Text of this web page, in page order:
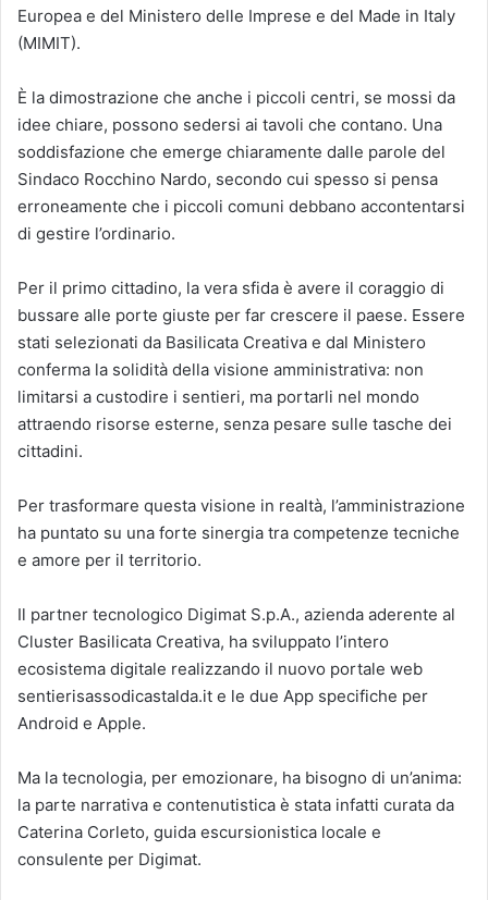
Europea e del Ministero delle Imprese e del Made in Italy
(MIMIT).
È la dimostrazione che anche i piccoli centri, se mossi da
idee chiare, possono sedersi ai tavoli che contano. Una
soddisfazione che emerge chiaramente dalle parole del
Sindaco Rocchino Nardo, secondo cui spesso si pensa
erroneamente che i piccoli comuni debbano accontentarsi
di gestire l’ordinario.
Per il primo cittadino, la vera sfida è avere il coraggio di
bussare alle porte giuste per far crescere il paese. Essere
stati selezionati da Basilicata Creativa e dal Ministero
conferma la solidità della visione amministrativa: non
limitarsi a custodire i sentieri, ma portarli nel mondo
attraendo risorse esterne, senza pesare sulle tasche dei
cittadini.
Per trasformare questa visione in realtà, l’amministrazione
ha puntato su una forte sinergia tra competenze tecniche
e amore per il territorio.
Il partner tecnologico Digimat S.p.A., azienda aderente al
Cluster Basilicata Creativa, ha sviluppato l’intero
ecosistema digitale realizzando il nuovo portale web
sentierisassodicastalda.it e le due App specifiche per
Android e Apple.
Ma la tecnologia, per emozionare, ha bisogno di un’anima:
la parte narrativa e contenutistica è stata infatti curata da
Caterina Corleto, guida escursionistica locale e
consulente per Digimat.